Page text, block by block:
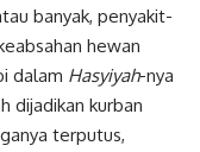
banyak, penyakit-
hewan
dalam Hasyiyah-nya
dijadikan kurban
terputus,